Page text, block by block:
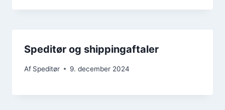
Speditør og shippingaftaler
Af Speditør 9. december 2024